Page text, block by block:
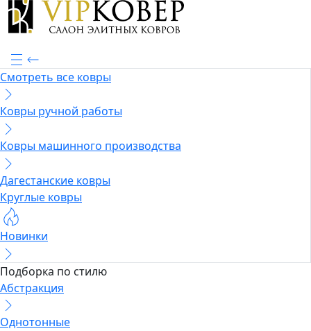
Смотреть все ковры
Ковры ручной работы
Ковры машинного производства
Дагестанские ковры
Круглые ковры
Новинки
Подборка по стилю
Абстракция
Однотонные